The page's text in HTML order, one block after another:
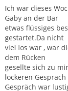
Ich war dieses
Gaby an der Bar
etwas flüssiges
gestartet.Da nicht
viel los war , war
dem Rücken
gesellte sich zu
lockeren
Gespräch war